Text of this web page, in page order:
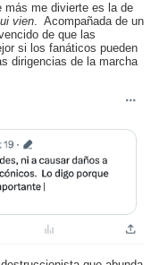
más me divierte es la de
vien. Acompañada de un
de que las
si los fanáticos pueden
dirigencias de la marcha